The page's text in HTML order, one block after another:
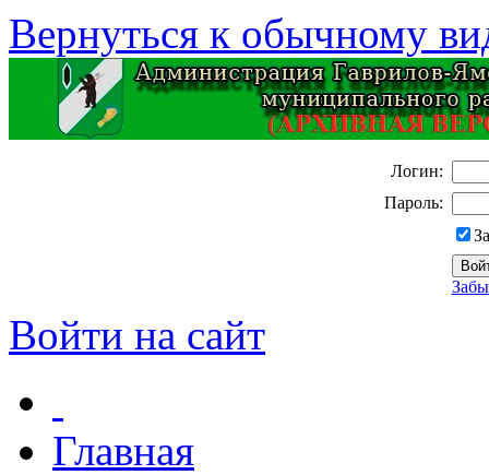
Вернуться к обычному
Логин:
Пароль:
Войти на сайт
Главная